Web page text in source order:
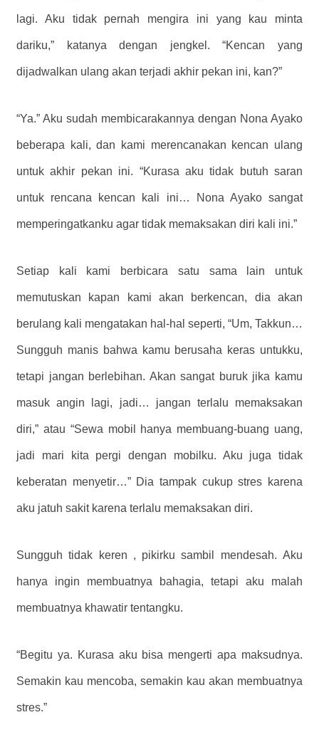
lagi. Aku tidak pernah mengira ini yang kau minta
dariku,” katanya dengan jengkel. “Kencan yang
dijadwalkan ulang akan terjadi akhir pekan ini, kan?”
“Ya.” Aku sudah membicarakannya dengan Nona Ayako
beberapa kali, dan kami merencanakan kencan ulang
untuk akhir pekan ini. “Kurasa aku tidak butuh saran
untuk rencana kencan kali ini… Nona Ayako sangat
memperingatkanku agar tidak memaksakan diri kali ini.”
Setiap kali kami berbicara satu sama lain untuk
memutuskan kapan kami akan berkencan, dia akan
berulang kali mengatakan hal-hal seperti, “Um, Takkun…
Sungguh manis bahwa kamu berusaha keras untukku,
tetapi jangan berlebihan. Akan sangat buruk jika kamu
masuk angin lagi, jadi… jangan terlalu memaksakan
diri,” atau “Sewa mobil hanya membuang-buang uang,
jadi mari kita pergi dengan mobilku. Aku juga tidak
keberatan menyetir…” Dia tampak cukup stres karena
aku jatuh sakit karena terlalu memaksakan diri.
Sungguh tidak keren , pikirku sambil mendesah. Aku
hanya ingin membuatnya bahagia, tetapi aku malah
membuatnya khawatir tentangku.
“Begitu ya. Kurasa aku bisa mengerti apa maksudnya.
Semakin kau mencoba, semakin kau akan membuatnya
stres.”